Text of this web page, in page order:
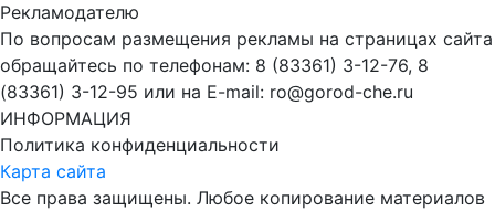
Рекламодателю
По вопросам размещения рекламы на страницах сайта
обращайтесь по телефонам: 8 (83361) 3-12-76, 8
(83361) 3-12-95 или на E-mail: ro@gorod-che.ru
ИНФОРМАЦИЯ
Политика конфиденциальности
Карта сайта
Все права защищены. Любое копирование материалов